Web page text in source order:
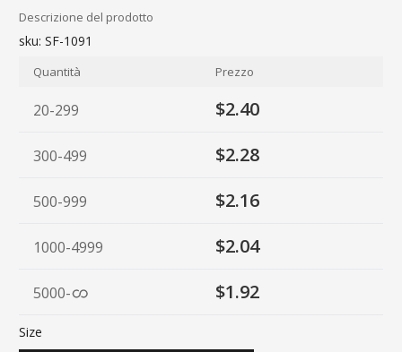
Descrizione del prodotto
sku: SF-1091
Quantità Prezzo
20-299 $2.40
300-499 $2.28
500-999 $2.16
1000-4999 $2.04
5000- $1.92
Size